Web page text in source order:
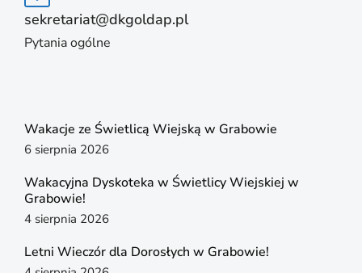
sekretariat@dkgoldap.pl
Pytania ogólne
Wakacje ze Świetlicą Wiejską w Grabowie
6 sierpnia 2026
Wakacyjna Dyskoteka w Świetlicy Wiejskiej w
Grabowie!
4 sierpnia 2026
Letni Wieczór dla Dorosłych w Grabowie!